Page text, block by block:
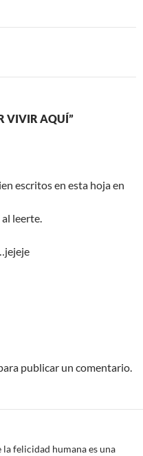
VIVIR AQUÍ”
escritos en esta hoja en
leerte.
publicar un comentario.
felicidad humana es una